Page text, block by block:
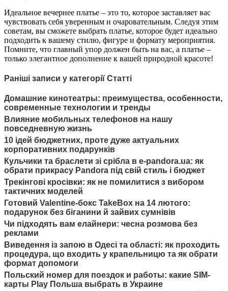
Идеальное вечернее платье – это то, которое заставляет вас
чувствовать себя уверенным и очаровательным. Следуя этим
советам, вы сможете выбрать платье, которое будет идеально
подходить к вашему стилю, фигуре и формату мероприятия.
Помните, что главный упор должен быть на вас, а платье –
только элегантное дополнение к вашей природной красоте!
Раніші записи у категорії Статті
Домашние кинотеатры: преимущества, особенности,
современные технологии и тренды
Влияние мобильных телефонов на нашу
повседневную жизнь
10 ідей бюджетних, проте дуже актуальних
корпоративних подарунків
Кульчики та браслети зі срібла в e-pandora.ua: як
обрати прикрасу Pandora під свій стиль і бюджет
Трекінгові кросівки: як не помилитися з вибором
тактичних моделей
Готовий Valentine-бокс TakeBox на 14 лютого:
подарунок без біганини й зайвих сумнівів
Чи підходять вам елайнери: чесна розмова без
реклами
Виведення із запою в Одесі та області: як проходить
процедура, що входить у крапельницю та як обрати
формат допомоги
Польский номер для поездок и работы: какие SIM-
карты Play Польша выбрать в Украине